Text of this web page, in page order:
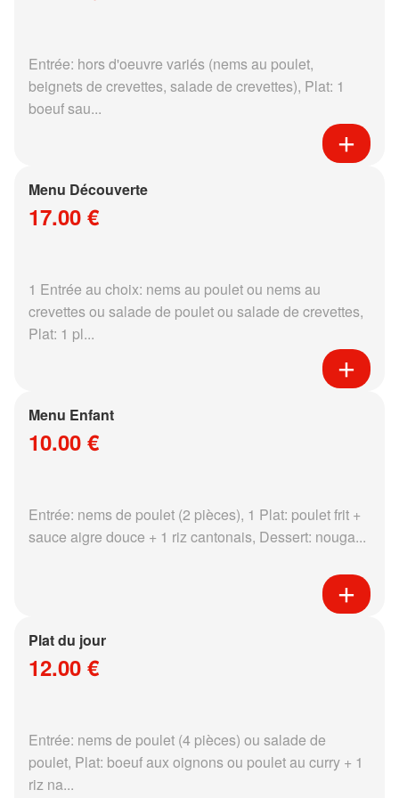
Entrée: hors d'oeuvre variés (nems au poulet,
beignets de crevettes, salade de crevettes), Plat: 1
boeuf sau...
Menu Découverte
17.00 €
1 Entrée au choix: nems au poulet ou nems au
crevettes ou salade de poulet ou salade de crevettes,
Plat: 1 pl...
Menu Enfant
10.00 €
Entrée: nems de poulet (2 pièces), 1 Plat: poulet frit +
sauce aigre douce + 1 riz cantonais, Dessert: nouga...
Plat du jour
12.00 €
Entrée: nems de poulet (4 pièces) ou salade de
poulet, Plat: boeuf aux oignons ou poulet au curry + 1
riz na...